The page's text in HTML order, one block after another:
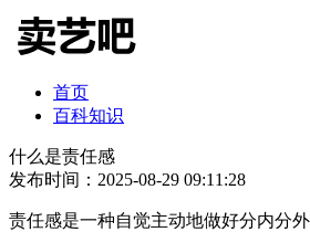
首页
百科知识
什么是责任感
发布时间：2025-08-29 09:11:28
责任感是一种自觉主动地做好分内分